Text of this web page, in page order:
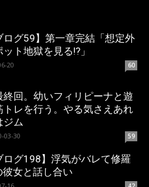
ログ59】第一章完結「想定外
ト地獄を見る!?」
20 60
終回。幼いフィリピーナと遊
トレを行う。やる気さえあれ
ジム
03-30 59
ログ198】浮気がバレて修羅
彼女と話し合い